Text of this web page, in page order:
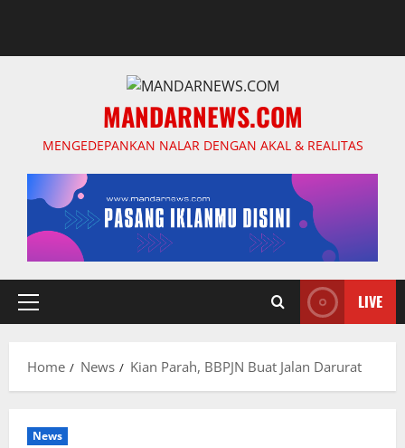
MANDARNEWS.COM
MENGEDEPANKAN NALAR DENGAN AKAL & REALITAS
Primary
LIVE
Home News Kian Parah, BBPJN Buat Jalan Darurat
News